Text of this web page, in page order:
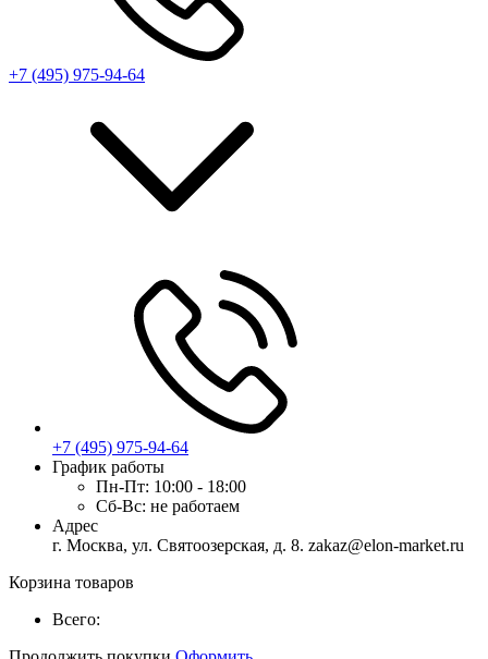
+7 (495) 975-94-64
+7 (495) 975-94-64
График работы
Пн-Пт: 10:00 - 18:00
Сб-Вс: не работаем
Адрес
г. Москва, ул. Святоозерская, д. 8. zakaz@elon-market.ru
Корзина товаров
Всего: